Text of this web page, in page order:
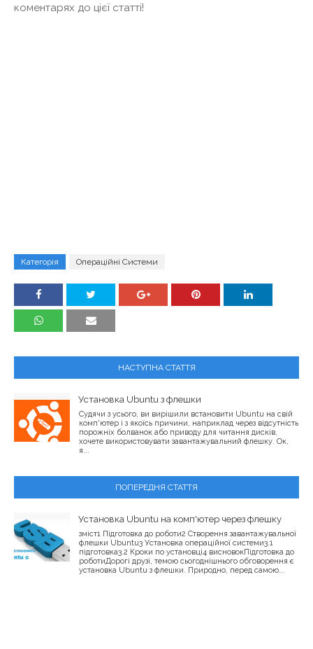
коментарях до цієї статті!
Категорія Операційні Системи
НАСТУПНА СТАТТЯ
Установка Ubuntu з флешки
Судячи з усього, ви вирішили встановити Ubuntu на свій
комп'ютер і з якоїсь причини, наприклад через відсутність
порожніх болванок або приводу для читання дисків,
хочете використовувати завантажувальний флешку. Ок,
я...
ПОПЕРЕДНЯ СТАТТЯ
Установка Ubuntu на комп'ютер через флешку
зміст1 Підготовка до роботи2 Створення завантажувальної
флешки Ubuntu3 Установка операційної системи3.1
підготовка3.2 Кроки по установці4 висновокПідготовка до
роботиДорогі друзі, темою сьогоднішнього обговорення є
установка Ubuntu з флешки. Природно, перед самою...